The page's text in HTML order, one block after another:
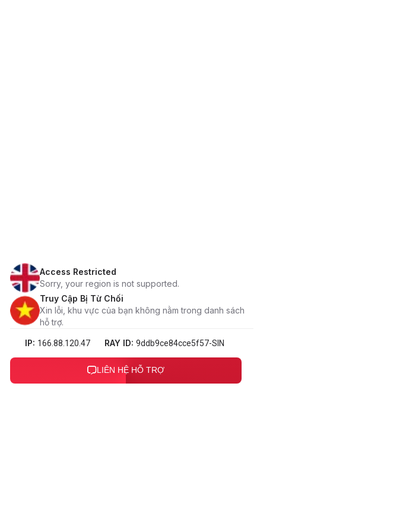
Access Restricted
Sorry, your region is not supported.
Truy Cập Bị Từ Chối
Xin lỗi, khu vực của bạn không nằm trong danh sách
hỗ trợ.
IP: 166.88.120.47 RAY ID: 9ddb9ce84cce5f57-SIN
LIÊN HỆ HỖ TRỢ